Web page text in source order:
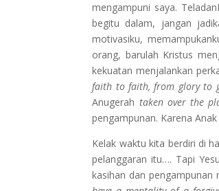
mengampuni saya.
begitu dalam, jangan
motivasiku,
orang, barulah Kristus
kekuatan menjalankan
faith to faith, from glory to
Anugerah taken over the
pengampunan. Karena
Kelak waktu kita berdiri di
pelanggaran itu…. Tapi
kasihan dan